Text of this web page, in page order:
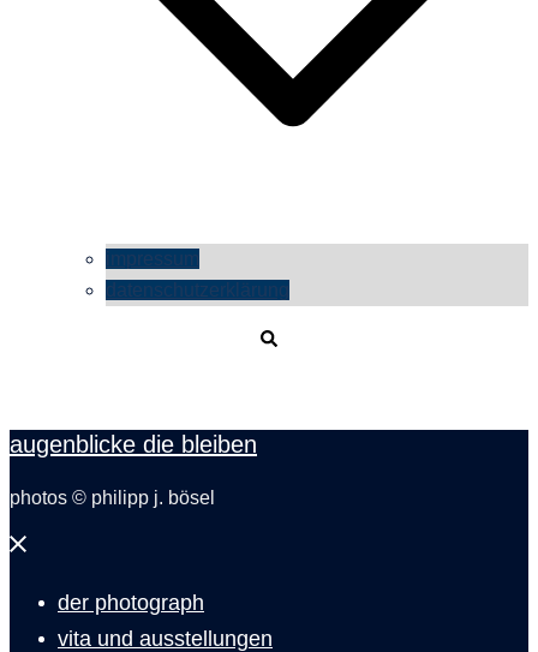
impressum
datenschutzerklärung
augenblicke die bleiben
photos © philipp j. bösel
Menü
der photograph
vita und ausstellungen